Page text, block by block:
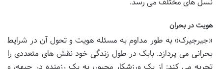
هویت در بحران
«جیرجیرک» به طور مداوم به مسئله هویت و تحول آن در شرایط
بحرانی می پردازد. بابک در طول زندگی خود نقش های متعددی را